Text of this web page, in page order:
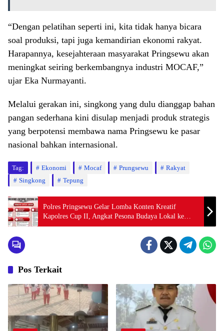
“Dengan pelatihan seperti ini, kita tidak hanya bicara
soal produksi, tapi juga kemandirian ekonomi rakyat.
Harapannya, kesejahteraan masyarakat Pringsewu akan
meningkat seiring berkembangnya industri MOCAF,”
ujar Eka Nurmayanti.
Melalui gerakan ini, singkong yang dulu dianggap bahan
pangan sederhana kini disulap menjadi produk strategis
yang berpotensi membawa nama Pringsewu ke pasar
nasional bahkan internasional.
Tag: Ekonomi Mocaf Prungsewu
Rakyat
Singkong
Tepung
Polres Pringsewu Gelar Lomba Konten Kreatif
Kapolres Cup II, Angkat Pesona Budaya Lokal ke
Dunia Digital
Pos Terkait